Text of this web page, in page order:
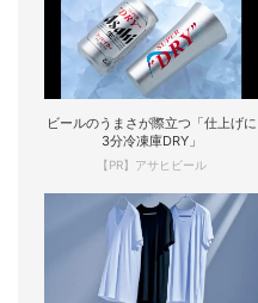
ビールのうまさが際立つ「仕上げに
3分冷凍庫DRY」
【PR】アサヒビール